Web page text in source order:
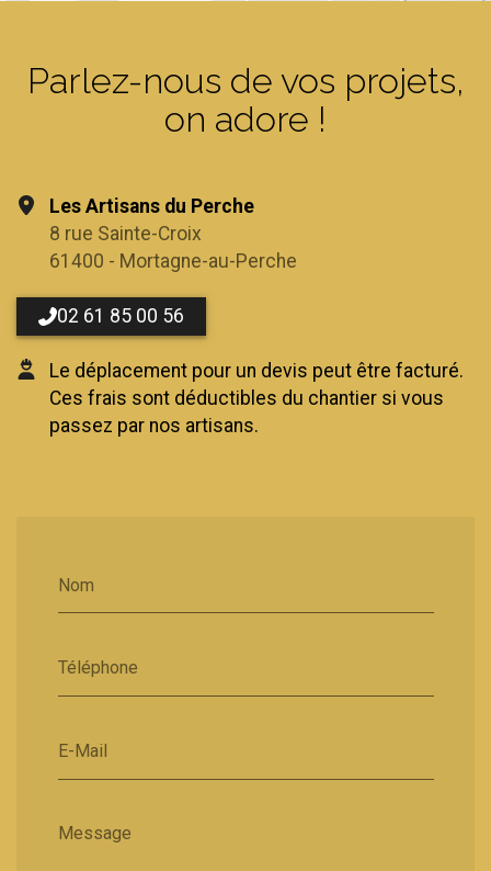
Parlez-nous de vos projets,
on adore !
Nom
Téléphone
E-Mail
Message
Les Artisans du Perche
8 rue Sainte-Croix
61400 - Mortagne-au-Perche
02 61 85 00 56
Le déplacement pour un devis peut être facturé.
Ces frais sont déductibles du chantier si vous
passez par nos artisans.